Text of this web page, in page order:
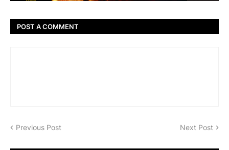
POST A COMMENT
Previous Post Next Post